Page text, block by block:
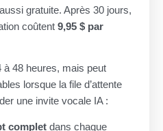
gratuite. Après 30 jours,
coûtent 9,95 $ par
à 48 heures, mais peut
lorsque la file d’attente
une invite vocale IA :
complet dans chaque